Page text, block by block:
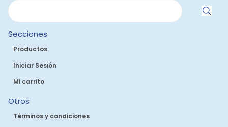
Secciones
Productos
Iniciar Sesión
Mi carrito
Otros
Términos y condiciones